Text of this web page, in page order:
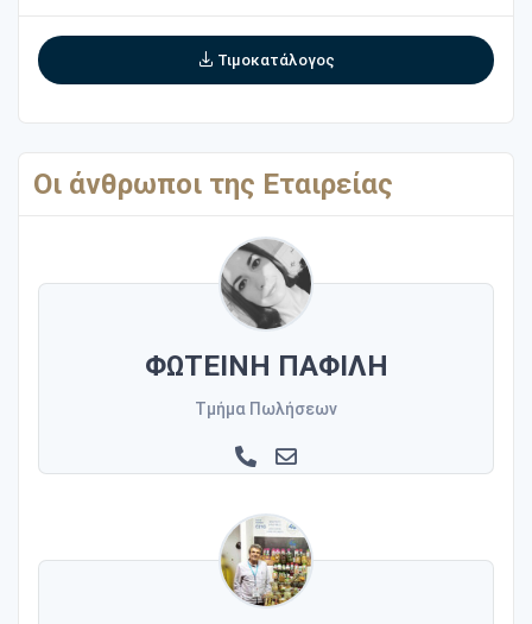
Τιμοκατάλογος
Οι άνθρωποι της Εταιρείας
ΦΩΤΕΙΝΗ ΠΑΦΙΛΗ
Τμήμα Πωλήσεων